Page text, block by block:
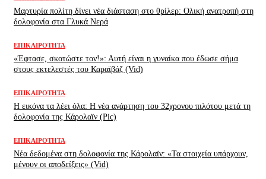
Μαρτυρία πολίτη δίνει νέα διάσταση στο θρίλερ: Ολική ανατροπή στη
δολοφονία στα Γλυκά Νερά
ΕΠΙΚΑΙΡΌΤΗΤΑ
«Έφτασε, σκοτώστε τον!»: Αυτή είναι η γυναίκα που έδωσε σήμα
στους εκτελεστές του Καραϊβάζ (Vid)
ΕΠΙΚΑΙΡΌΤΗΤΑ
H εικόνα τα λέει όλα: H νέα ανάρτηση του 32χρονου πιλότου μετά τη
δολοφονία της Κάρολαϊν (Pic)
ΕΠΙΚΑΙΡΌΤΗΤΑ
Νέα δεδομένα στη δολοφονία της Κάρολαϊν: «Τα στοιχεία υπάρχουν,
μένουν οι αποδείξεις» (Vid)